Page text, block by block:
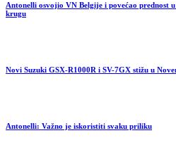
Antonelli osvojio VN Belgije i povećao prednost
krugu
Novi Suzuki GSX-R1000R i SV-7GX stižu u
Antonelli: Važno je iskoristiti svaku priliku